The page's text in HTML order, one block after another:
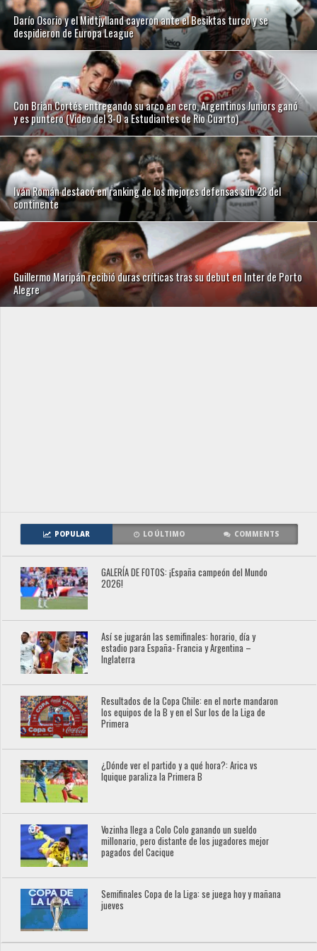
Darío Osorio y el Midtjylland cayeron ante el Besiktas turco y se
despidieron de Europa League
Con Brian Cortés entregando su arco en cero, Argentinos Juniors ganó
y es puntero (Video del 3-0 a Estudiantes de Río Cuarto)
Iván Román destacó en ranking de los mejores defensas sub 23 del
continente
Guillermo Maripán recibió duras críticas tras su debut en Inter de Porto
Alegre
POPULAR LO ÚLTIMO COMMENTS
GALERÍA DE FOTOS: ¡España campeón del Mundo
2026!
Así se jugarán las semifinales: horario, día y
estadio para España- Francia y Argentina –
Inglaterra
Resultados de la Copa Chile: en el norte mandaron
los equipos de la B y en el Sur los de la Liga de
Primera
¿Dónde ver el partido y a qué hora?: Arica vs
Iquique paraliza la Primera B
Vozinha llega a Colo Colo ganando un sueldo
millonario, pero distante de los jugadores mejor
pagados del Cacique
Semifinales Copa de la Liga: se juega hoy y mañana
jueves